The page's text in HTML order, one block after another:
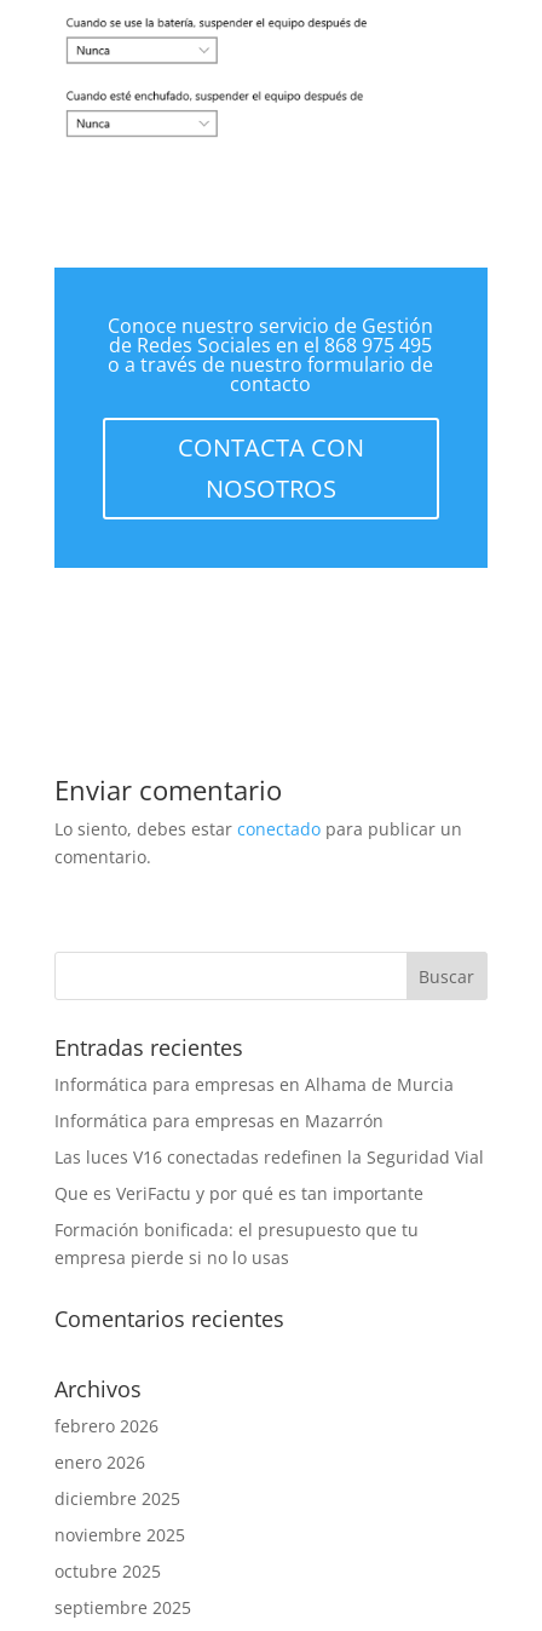
Conoce nuestro servicio de Gestión
de Redes Sociales en el 868 975 495
o a través de nuestro formulario de
contacto
CONTACTA CON
NOSOTROS
Enviar comentario
Lo siento, debes estar conectadopara publicar un
comentario.
Entradas recientes
Informática para empresas en Alhama de Murcia
Informática para empresas en Mazarrón
Las luces V16 conectadas redefinen la Seguridad Vial
Que es VeriFactu y por qué es tan importante
Formación bonificada: el presupuesto que tu
empresa pierde si no lo usas
Comentarios recientes
Archivos
febrero 2026
enero 2026
diciembre 2025
noviembre 2025
octubre 2025
septiembre 2025